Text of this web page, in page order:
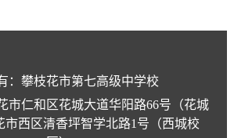
：攀枝花市第七高级中学校
市仁和区花城大道华阳路66号（花城
市西区清香坪智学北路1号（西城校